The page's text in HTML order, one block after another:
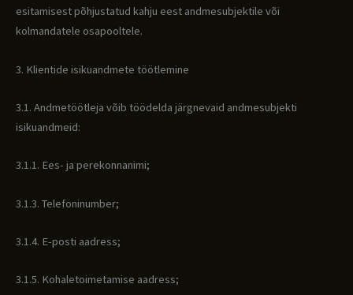
esitamisest põhjustatud kahju eest andmesubjektile või
kolmandatele osapooltele.
3. Klientide isikuandmete töötlemine
3.1. Andmetöötleja võib töödelda järgnevaid andmesubjekti
isikuandmeid:
3.1.1. Ees- ja perekonnanimi;
3.1.3. Telefoninumber;
3.1.4. E-posti aadress;
3.1.5. Kohaletoimetamise aadress;